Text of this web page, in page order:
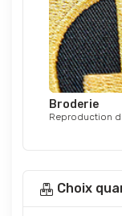
Broderie
Reproduction
Choix